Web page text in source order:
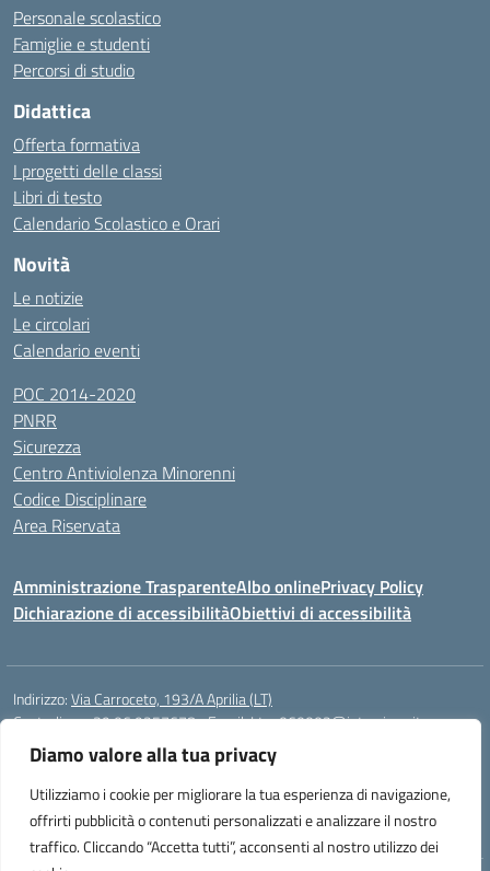
Diamo valore alla tua privacy
Utilizziamo i cookie per migliorare la tua esperienza di navigazione,
offrirti pubblicità o contenuti personalizzati e analizzare il nostro
traffico. Cliccando “Accetta tutti”, acconsenti al nostro utilizzo dei
Personale scolastico
Famiglie e studenti
Percorsi di studio
Didattica
Offerta formativa
I progetti delle classi
Libri di testo
Calendario Scolastico e Orari
Novità
Le notizie
Le circolari
Calendario eventi
POC 2014-2020
PNRR
Sicurezza
Centro Antiviolenza Minorenni
Codice Disciplinare
Area Riservata
Amministrazione TrasparenteAlbo onlinePrivacy Policy
Dichiarazione di accessibilitàObiettivi di accessibilità
Indirizzo:Via Carroceto, 193/A Aprilia (LT)
Centralino:+39 06 9257678 Email:Ltps060002@istruzione.it
Posta elettronica certificata (PEC): Ltps060002@pec.istruzione.it
Codice fiscale: 91001930592
Codice meccanografico: LTPS060002